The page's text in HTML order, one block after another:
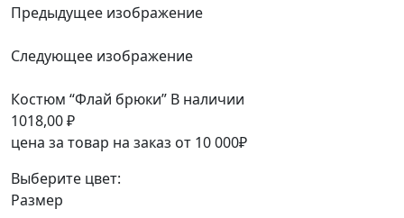
Предыдущее изображение
Следующее изображение
Костюм “Флай брюки” В наличии
1018,00₽
цена за товар на заказ от 10 000₽
Выберите цвет:
Размер